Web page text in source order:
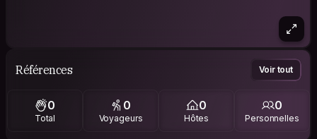
Références Voir tout
0
Total
0
Voyageurs
0
Hôtes
0
Personnelles